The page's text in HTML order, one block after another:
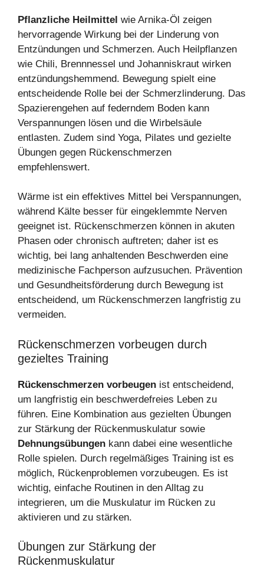
Pflanzliche Heilmittel wie Arnika-Öl zeigen
hervorragende Wirkung bei der Linderung von
Entzündungen und Schmerzen. Auch Heilpflanzen
wie Chili, Brennnessel und Johanniskraut wirken
entzündungshemmend. Bewegung spielt eine
entscheidende Rolle bei der Schmerzlinderung. Das
Spazierengehen auf federndem Boden kann
Verspannungen lösen und die Wirbelsäule
entlasten. Zudem sind Yoga, Pilates und gezielte
Übungen gegen Rückenschmerzen
empfehlenswert.
Wärme ist ein effektives Mittel bei Verspannungen,
während Kälte besser für eingeklemmte Nerven
geeignet ist. Rückenschmerzen können in akuten
Phasen oder chronisch auftreten; daher ist es
wichtig, bei lang anhaltenden Beschwerden eine
medizinische Fachperson aufzusuchen. Prävention
und Gesundheitsförderung durch Bewegung ist
entscheidend, um Rückenschmerzen langfristig zu
vermeiden.
Rückenschmerzen vorbeugen durch
gezieltes Training
Rückenschmerzen vorbeugen ist entscheidend,
um langfristig ein beschwerdefreies Leben zu
führen. Eine Kombination aus gezielten Übungen
zur Stärkung der Rückenmuskulatur sowie
Dehnungsübungen kann dabei eine wesentliche
Rolle spielen. Durch regelmäßiges Training ist es
möglich, Rückenproblemen vorzubeugen. Es ist
wichtig, einfache Routinen in den Alltag zu
integrieren, um die Muskulatur im Rücken zu
aktivieren und zu stärken.
Übungen zur Stärkung der
Rückenmuskulatur